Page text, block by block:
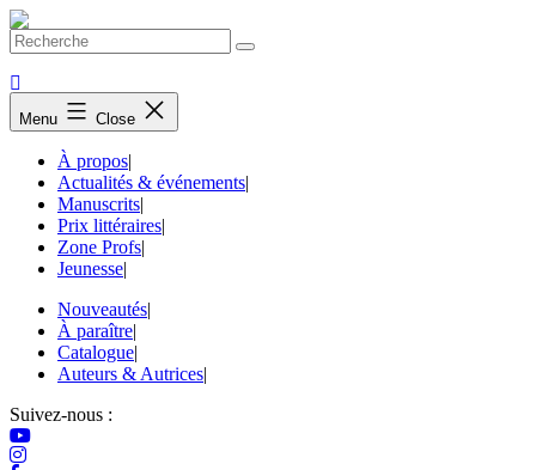
Skip
to
Menu Close
À propos|
Actualités & événements|
Manuscrits|
Prix littéraires|
Zone Profs|
Jeunesse|
Nouveautés|
À paraître|
Catalogue|
Auteurs & Autrices|
Suivez-nous :